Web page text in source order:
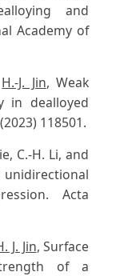
and
Academy of
H.-J. Jin, Weak
in dealloyed
118501.
C.-H. Li, and
Acta
J. Jin, Surface
of a